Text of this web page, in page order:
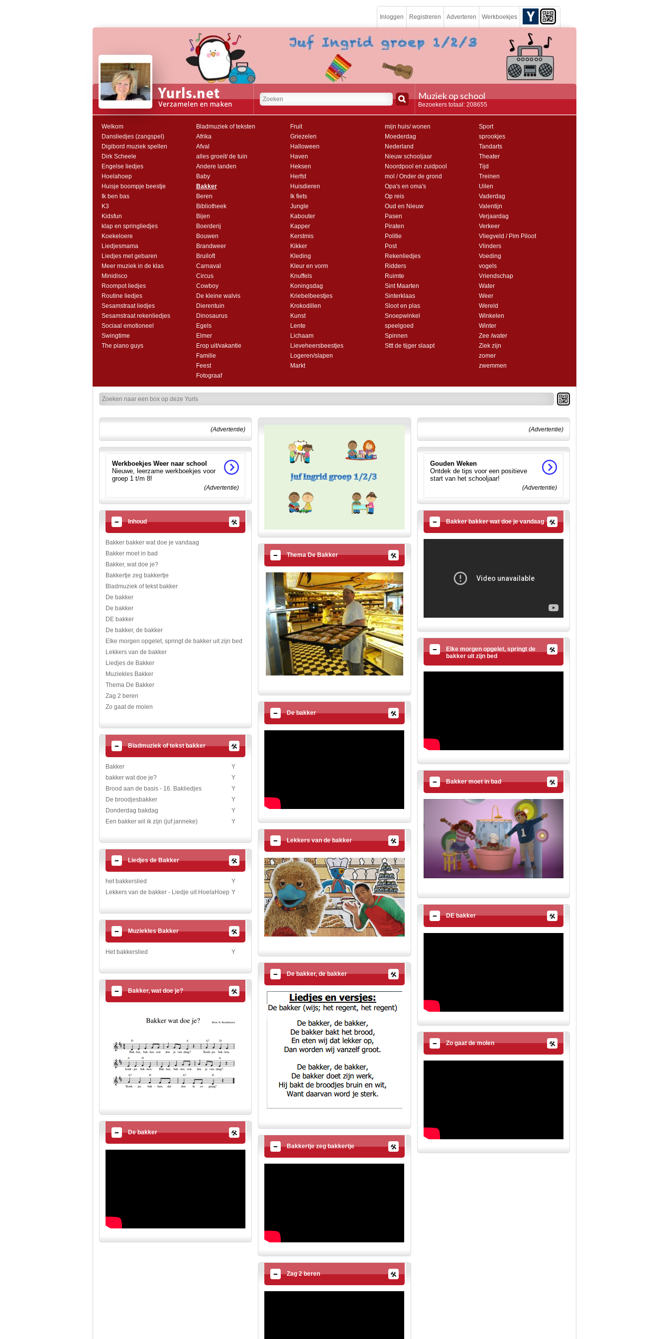
Inloggen Registreren Adverteren Werkboekjes
Muziek op school
Bezoekers totaal: 208655
Welkom
Dansliedjes (zangspel)
Digibord muziek spellen
Dirk Scheele
Engelse liedjes
Hoelahoep
Huisje boompje beestje
Ik ben bas
K3
Kidsfun
klap en springliedjes
Koekeloere
Liedjesmama
Liedjes met gebaren
Meer muziek in de klas
Minidisco
Roompot liedjes
Routine liedjes
Sesamstraat liedjes
Sesamstraat rekenliedjes
Sociaal emotioneel
Swingtime
The piano guys
Bladmuziek of teksten
Afrika
Afval
alles groeit/ de tuin
Andere landen
Baby
Bakker
Beren
Bibliotheek
Bijen
Boerderij
Bouwen
Brandweer
Bruiloft
Carnaval
Circus
Cowboy
De kleine walvis
Dierentuin
Dinosaurus
Egels
Elmer
Erop uit/vakantie
Familie
Feest
Fotograaf
Fruit
Griezelen
Halloween
Haven
Heksen
Herfst
Huisdieren
Ik fiets
Jungle
Kabouter
Kapper
Kerstmis
Kikker
Kleding
Kleur en vorm
Knuffels
Koningsdag
Kriebelbeestjes
Krokodillen
Kunst
Lente
Lichaam
Lieveheersbeestjes
Logeren/slapen
Markt
mijn huis/ wonen
Moederdag
Nederland
Nieuw schooljaar
Noordpool en zuidpool
mol / Onder de grond
Opa's en oma's
Op reis
Oud en Nieuw
Pasen
Piraten
Politie
Post
Rekenliedjes
Ridders
Ruimte
Sint Maarten
Sinterklaas
Sloot en plas
Snoepwinkel
speelgoed
Spinnen
Sttt de tijger slaapt
Sport
sprookjes
Tandarts
Theater
Tijd
Treinen
Uilen
Vaderdag
Valentijn
Verjaardag
Verkeer
Vliegveld / Pim Piloot
Vlinders
Voeding
vogels
Vriendschap
Water
Weer
Wereld
Winkelen
Winter
Zee /water
Ziek zijn
zomer
zwemmen
(Advertentie)
Werkboekjes Weer naar school
Nieuwe, leerzame werkboekjes voor
groep 1 t/m 8!
(Advertentie)
Inhoud
Bakker bakker wat doe je vandaag
Bakker moet in bad
Bakker, wat doe je?
Bakkertje zeg bakkertje
Bladmuziek of tekst bakker
De bakker
De bakker
DE bakker
De bakker, de bakker
Elke morgen opgelet, springt de bakker uit zijn bed
Lekkers van de bakker
Liedjes de Bakker
Muziekles Bakker
Thema De Bakker
Zag 2 beren
Zo gaat de molen
Bladmuziek of tekst bakker
Bakker
Y
bakker wat doe je?
Y
Brood aan de basis - 16. Bakliedjes
Y
De broodjesbakker
Y
Donderdag bakdag
Y
Een bakker wil ik zijn (juf janneke)
Y
Liedjes de Bakker
het bakkerslied
Y
Lekkers van de bakker - Liedje uit HoelaHoep Y
Muziekles Bakker
Het bakkerslied Y
Bakker, wat doe je?
De bakker
Thema De Bakker
De bakker
Lekkers van de bakker
De bakker, de bakker
Bakkertje zeg bakkertje
Zag 2 beren
(Advertentie)
Gouden Weken
Ontdek de tips voor een positieve
start van het schooljaar!
(Advertentie)
Bakker bakker wat doe je vandaag
Elke morgen opgelet, springt de
bakker uit zijn bed
Bakker moet in bad
DE bakker
Zo gaat de molen